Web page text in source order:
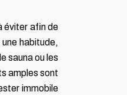
éviter afin de
habitude,
sauna ou les
amples sont
immobile